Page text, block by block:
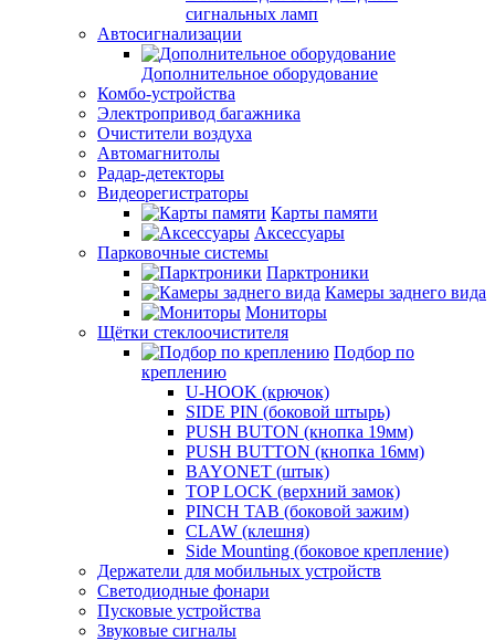
сигнальных ламп
Автосигнализации
Дополнительное оборудование
Комбо-устройства
Электропривод багажника
Очистители воздуха
Автомагнитолы
Радар-детекторы
Видеорегистраторы
Карты памяти
Аксессуары
Парковочные системы
Парктроники
Камеры заднего вида
Мониторы
Щётки стеклоочистителя
Подбор по
креплению
U-HOOK (крючок)
SIDE PIN (боковой штырь)
PUSH BUTON (кнопка 19мм)
PUSH BUTTON (кнопка 16мм)
BAYONET (штык)
TOP LOCK (верхний замок)
PINCH TAB (боковой зажим)
CLAW (клешня)
Side Mounting (боковое крепление)
Держатели для мобильных устройств
Светодиодные фонари
Пусковые устройства
Звуковые сигналы